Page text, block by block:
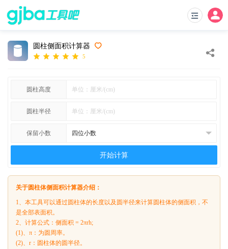
圆柱侧面积计算器
5
圆柱高度
圆柱半径
保留小数
开始计算
关于圆柱体侧面积计算器介绍：
1、本工具可以通过圆柱体的长度以及圆半径来计算圆柱体的侧面积，不
是全部表面积。
2、计算公式：侧面积 = 2πrh;
(1)、π：为圆周率。
(2)、r：圆柱体的圆半径。